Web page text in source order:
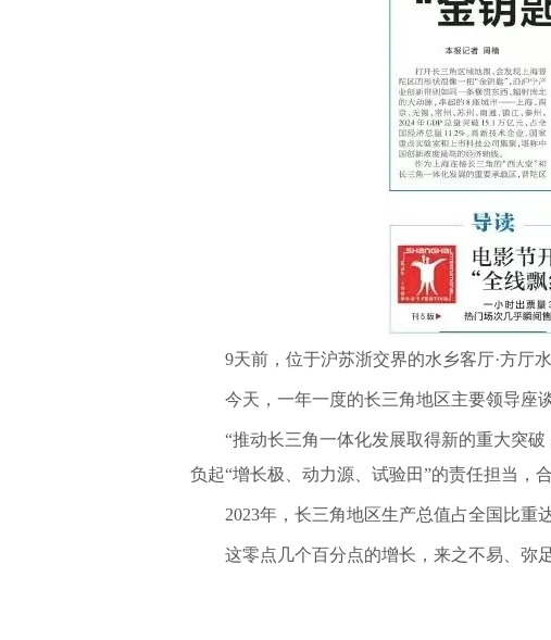
9天前，位于沪苏浙交界的水乡客厅·方厅
今天，一年一度的长三角地区主要领导座
“推动长三角一体化发展取得新的重大突
负起“增长极、动力源、试验田”的责任担当，
2023年，长三角地区生产总值占全国比重
这零点几个百分点的增长，来之不易、弥